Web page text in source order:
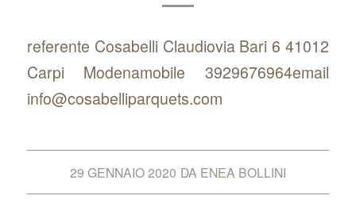
referente Cosabelli Claudiovia Bari 6 41012
Carpi Modenamobile 3929676964email
info@cosabelliparquets.com
29 GENNAIO 2020 DA ENEA BOLLINI